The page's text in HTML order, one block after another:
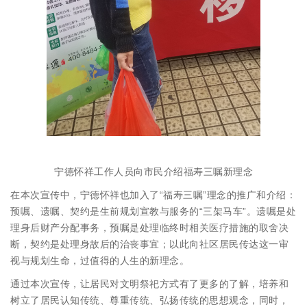
宁德怀祥工作人员向市民介绍福寿三嘱新理念
在本次宣传中，宁德怀祥也加入了“福寿三嘱”理念的推广和介绍：
预嘱、遗嘱、契约是生前规划宣教与服务的“三架马车”。遗嘱是处
理身后财产分配事务，预嘱是处理临终时相关医疗措施的取舍决
断，契约是处理身故后的治丧事宜；以此向社区居民传达这一审
视与规划生命，过值得的人生的新理念。
通过本次宣传，让居民对文明祭祀方式有了更多的了解，培养和
树立了居民认知传统、尊重传统、弘扬传统的思想观念，同时，